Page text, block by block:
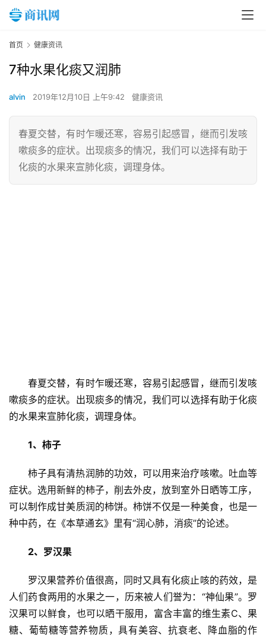
首页 健康资讯
7种水果化痰又润肺
alvin 2019年12月10日 上午9:42 健康资讯
春夏交替，有时乍暖还寒，容易引起感冒，继而引发咳
嗽痰多的症状。出现痰多的情况，我们可以选择有助于
化痰的水果来宣肺化痰，调理身体。
春夏交替，有时乍暖还寒，容易引起感冒，继而引发咳
嗽痰多的症状。出现痰多的情况，我们可以选择有助于化痰
的水果来宣肺化痰，调理身体。
1、柿子
柿子具有清热润肺的功效，可以用来治疗咳嗽。吐血等
症状。选用新鲜的柿子，削去外皮，放到室外日晒等工序，
可以制作成甘美质润的柿饼。柿饼不仅是一种美食，也是一
种中药，在《本草通玄》里有“润心肺，消痰”的论述。
2、罗汉果
罗汉果营养价值很高，同时又具有化痰止咳的药效，是
人们药食两用的水果之一，历来被人们誉为：“神仙果”。罗
汉果可以鲜食，也可以晒干服用，富含丰富的维生素C、果
糖、葡萄糖等营养物质，具有美容、抗衰老、降血脂的作